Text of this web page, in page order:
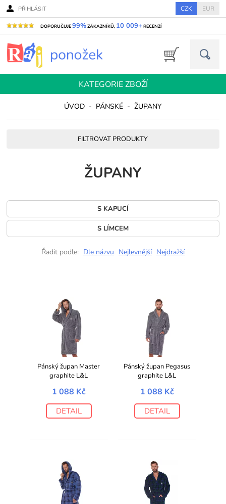
PŘIHLÁSIT CZK EUR
DOPORUČUJE99%ZÁKAZNÍKŮ, 10 009+ RECENZÍ
KATEGORIE ZBOŽÍ
ÚVOD - PÁNSKÉ - ŽUPANY
FILTROVAT PRODUKTY
ŽUPANY
S KAPUCÍ
S LÍMCEM
Řadit podle: Dle názvu Nejlevnější Nejdražší
Pánský župan Master
graphite L&L
1 088 Kč
DETAIL
Pánský župan Pegasus
graphite L&L
1 088 Kč
DETAIL